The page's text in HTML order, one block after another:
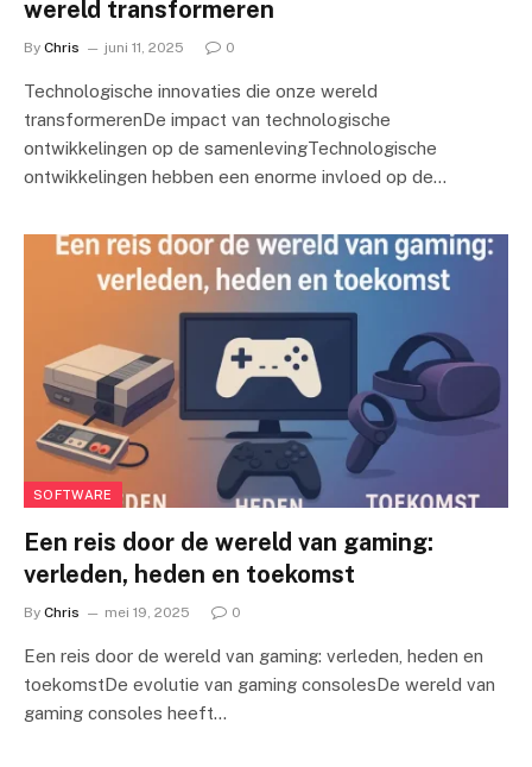
wereld transformeren
By Chris juni 11, 2025 0
Technologische innovaties die onze wereld
transformerenDe impact van technologische
ontwikkelingen op de samenlevingTechnologische
ontwikkelingen hebben een enorme invloed op de…
SOFTWARE
Een reis door de wereld van gaming:
verleden, heden en toekomst
By Chris mei 19, 2025 0
Een reis door de wereld van gaming: verleden, heden en
toekomstDe evolutie van gaming consolesDe wereld van
gaming consoles heeft…